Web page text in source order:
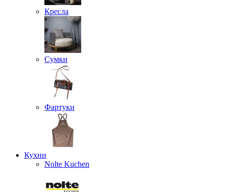
Кресла
Сумки
Фартуки
Кухни
Nolte Kuchen